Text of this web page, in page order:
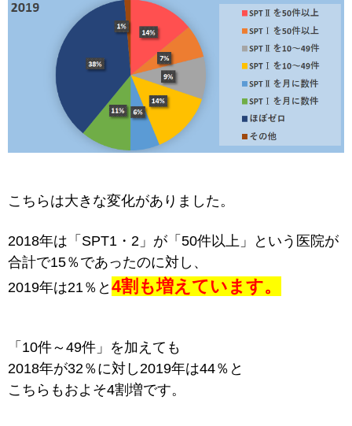
こちらは大きな変化がありました。
2018年は「SPT1・2」が「50件以上」という医院が
合計で15％であったのに対し、
2019年は21％と 4割も増えています。
「10件～49件」を加えても
2018年が32％に対し2019年は44％と
こちらもおよそ4割増です。